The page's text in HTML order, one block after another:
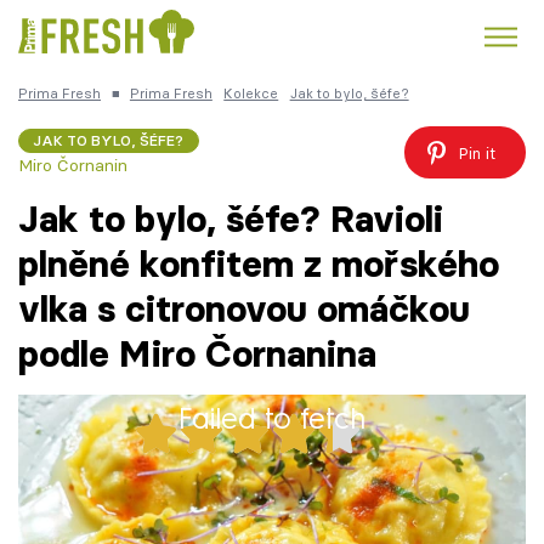
Česká kuchyně
Témata
Články
TV Program
Prima Fresh ■ Prima Fresh Kolekce Jak to bylo, šéfe?
JAK TO BYLO, ŠÉFE?
Miro Čornanin
Pin it
Jak to bylo, šéfe? Ravioli
plněné konfitem z mořského
vlka s citronovou omáčkou
podle Miro Čornanina
Failed to fetch
40x
V italské restauraci nesmí chybět těstoviny!